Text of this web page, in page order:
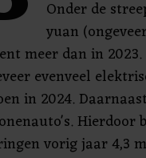
Onder de
yuan
meer dan in
evenveel
in 2024.
vorig jaar 4,3